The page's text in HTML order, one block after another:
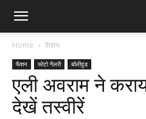
Home फैशन
फैशन फोटो गैलरी बॉलीवुड
एली अवराम ने
देखें तस्वीरें